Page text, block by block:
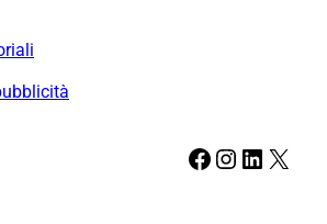
Facebook Instagram LinkedIn X